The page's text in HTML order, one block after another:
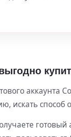
аккаунта
искать